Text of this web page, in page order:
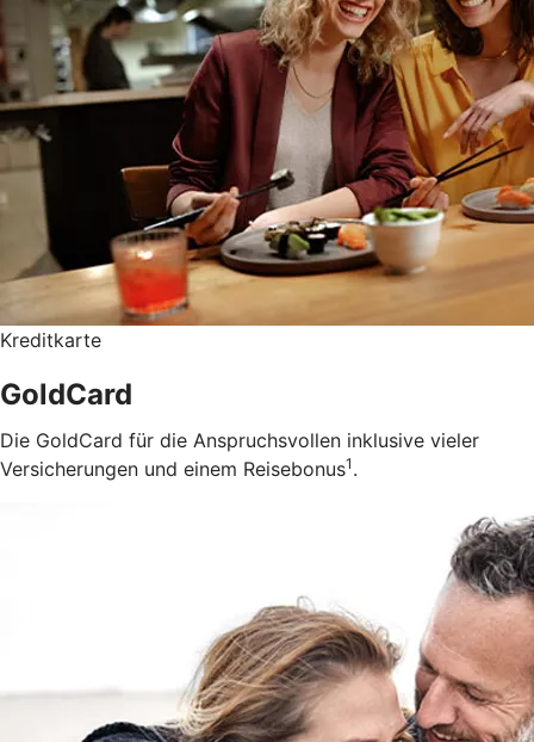
Kreditkarte
GoldCard
Die GoldCard für die Anspruchsvollen inklusive vieler
Versicherungen und einem Reisebonus1 .